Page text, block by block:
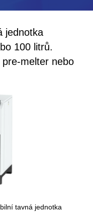
jednotka
100 litrů.
melter nebo
tavná jednotka